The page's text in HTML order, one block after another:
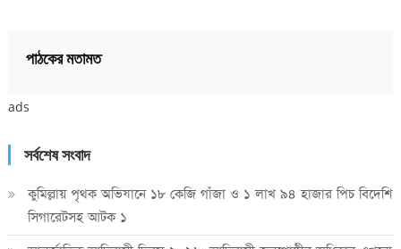
পাঠকের মতামত
ads
সর্বশেষ সংবাদ
কুমিল্লায় পৃথক অভিযানে ১৮ কেজি গাঁজা ও ১ লাখ ৯৪ হাজার পিচ বিদেশি
সিগারেটসহ আটক ১